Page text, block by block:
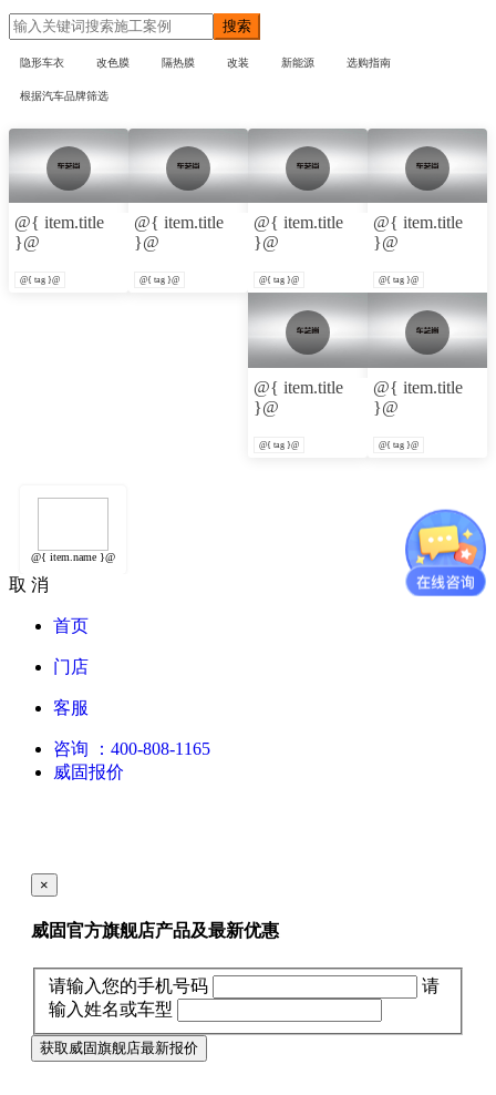
搜索
隐形车衣 改色膜 隔热膜 改装 新能源 选购指南
根据汽车品牌筛选
@{ item.title
}@
@{ tag }@
@{ item.title
}@
@{ tag }@
@{ item.title
}@
@{ tag }@
@{ item.title
}@
@{ tag }@
@{ item.title
}@
@{ tag }@
@{ item.title
}@
@{ tag }@
@{ item.name }@
取 消
首页
门店
客服
咨询
：400-808-1165
威固报价
×
威固官方旗舰店产品及最新优惠
请输入您的手机号码
请
输入姓名或车型
获取威固旗舰店最新报价